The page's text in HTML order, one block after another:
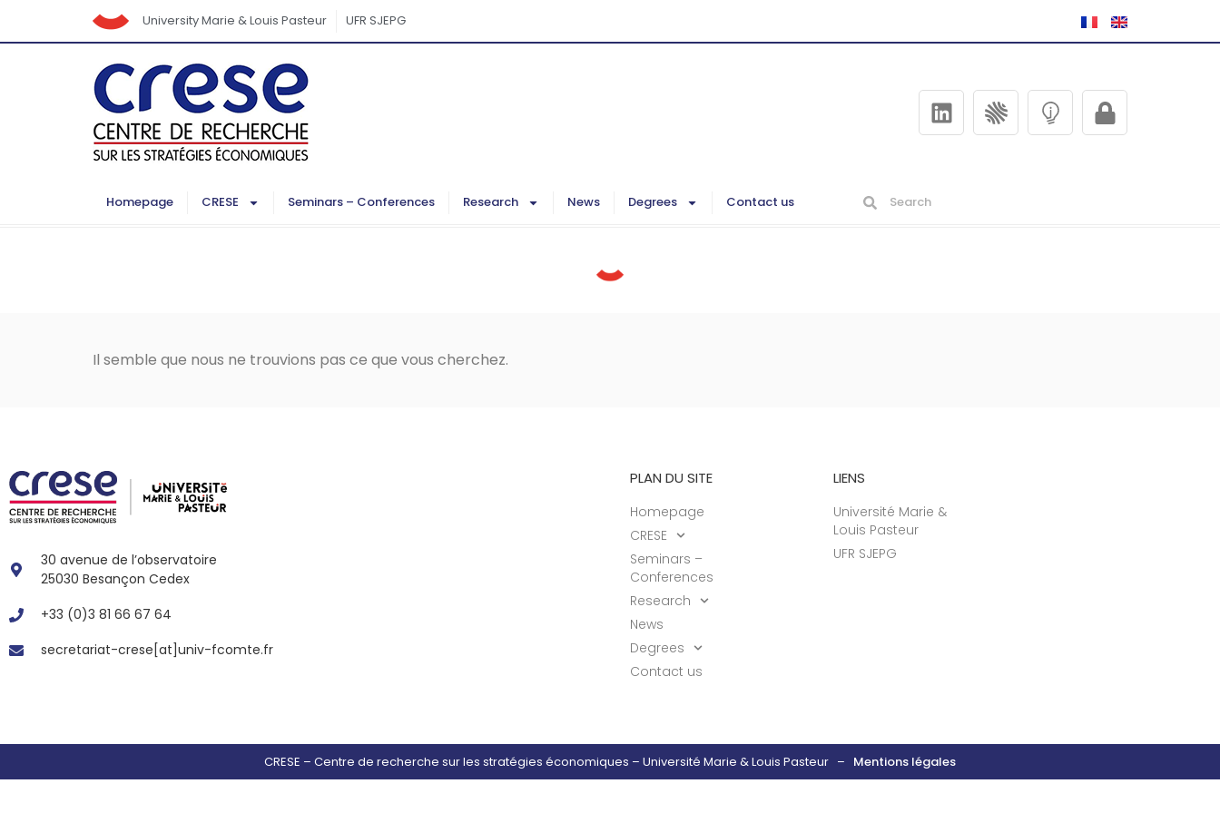
University Marie & Louis Pasteur UFR SJEPG
Homepage CRESE Seminars – Conferences Research News Degrees Contact us
Il semble que nous ne trouvions pas ce que vous cherchez.
30 avenue de l’observatoire
25030 Besançon Cedex
+33 (0)3 81 66 67 64
secretariat-crese[at]univ-fcomte.fr
PLAN DU SITE
Homepage
CRESE
Seminars –
Conferences
Research
News
Degrees
Contact us
LIENS
Université Marie &
Louis Pasteur
UFR SJEPG
CRESE – Centre de recherche sur les stratégies économiques – Université Marie & Louis Pasteur – Mentions légales